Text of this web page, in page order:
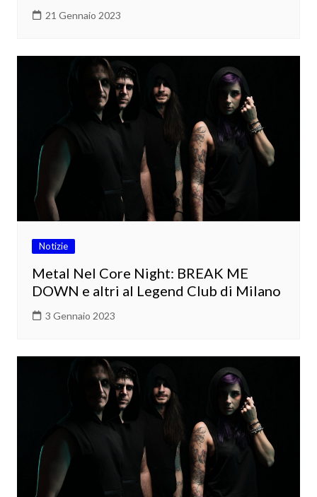
21 Gennaio 2023
Notizie
Metal Nel Core Night: BREAK ME
DOWN e altri al Legend Club di Milano
3 Gennaio 2023